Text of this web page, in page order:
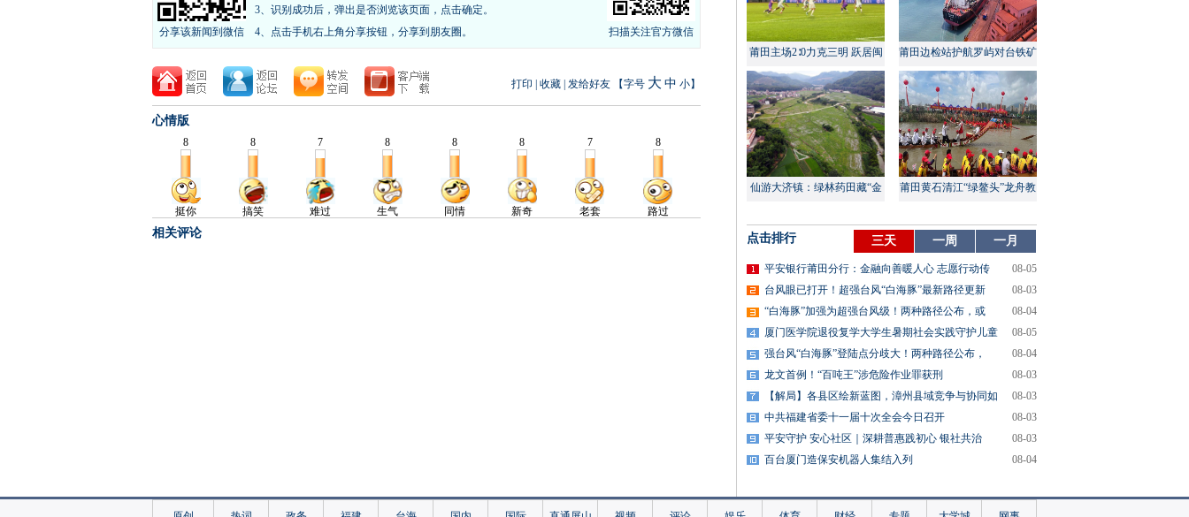
扫描关注官方微信
分享该新闻到微信
3、识别成功后，弹出是否浏览该页面，点击确定。
4、点击手机右上角分享按钮，分享到朋友圈。
打印 收藏 发给好友 【字号 大 中 小】
心情版
相关评论
莆田主场2∶0力克三明 跃居闽
超积分榜第四
莆田边检站护航罗屿对台铁矿
中转量同比增长超60%
仙游大济镇：绿林药田藏“金
莆田黄石清江“绿鳌头”龙舟教
点击排行 三天 一周 一月
平安银行莆田分行：金融向善暖人心 志愿行动传
08-05
台风眼已打开！超强台风“白海豚”最新路径更新
08-03
“白海豚”加强为超强台风级！两种路径公布，或
08-04
厦门医学院退役复学大学生暑期社会实践守护儿童
08-05
强台风“白海豚”登陆点分歧大！两种路径公布，
08-04
龙文首例！“百吨王”涉危险作业罪获刑
08-03
【解局】各县区绘新蓝图，漳州县域竞争与协同如
08-03
中共福建省委十一届十次全会今日召开
08-03
平安守护 安心社区｜深耕普惠践初心 银社共治
08-03
百台厦门造保安机器人集结入列
08-04